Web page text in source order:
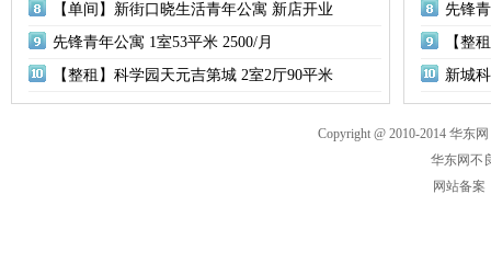
【单间】新街口晓生活青年公寓 新店开业
先锋青年公寓 1室53平米 2500/月
【整租】科学园天元吉第城 2室2厅90平米
先锋
【整
新城
Copyright @ 2010-2014 华东
华东网不
网站备案